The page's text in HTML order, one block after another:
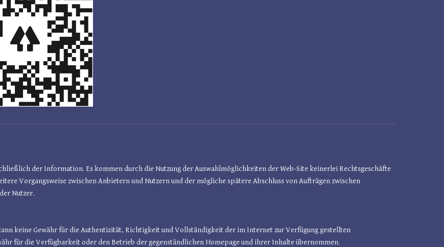
der Information. Es kommen durch die Nutzung der Auswahlmöglichkeiten der Web-Site keinerlei Rechtsgeschäfte
Vorgangsweise zwischen Anbietern und Nutzern und der mögliche spätere Abschluss von Aufträgen zwischen
Nutzer.
keine Gewähr für die Authentizität, Richtigkeit und Vollständigkeit der im Internet zur Verfügung gestellten
für die Verfügbarkeit oder den Betrieb der gegenständlichen Homepage und ihrer Inhalte übernommen.